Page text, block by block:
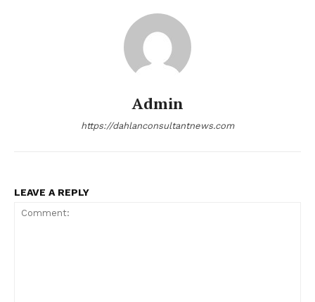
Admin
https://dahlanconsultantnews.com
LEAVE A REPLY